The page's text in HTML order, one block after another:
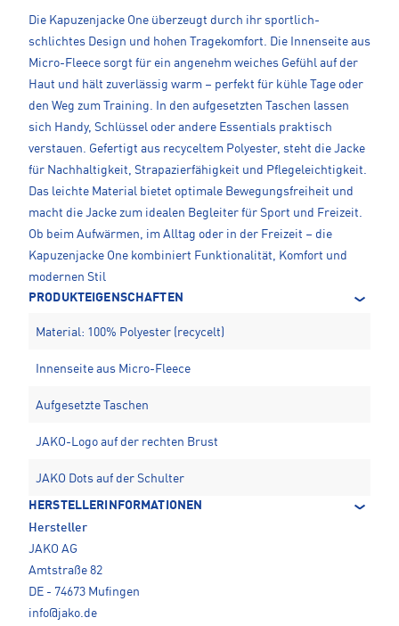
Die Kapuzenjacke One überzeugt durch ihr sportlich-
schlichtes Design und hohen Tragekomfort. Die Innenseite aus
Micro-Fleece sorgt für ein angenehm weiches Gefühl auf der
Haut und hält zuverlässig warm – perfekt für kühle Tage oder
den Weg zum Training. In den aufgesetzten Taschen lassen
sich Handy, Schlüssel oder andere Essentials praktisch
verstauen. Gefertigt aus recyceltem Polyester, steht die Jacke
für Nachhaltigkeit, Strapazierfähigkeit und Pflegeleichtigkeit.
Das leichte Material bietet optimale Bewegungsfreiheit und
macht die Jacke zum idealen Begleiter für Sport und Freizeit.
Ob beim Aufwärmen, im Alltag oder in der Freizeit – die
Kapuzenjacke One kombiniert Funktionalität, Komfort und
modernen Stil
PRODUKTEIGENSCHAFTEN
Material: 100% Polyester (recycelt)
Innenseite aus Micro-Fleece
Aufgesetzte Taschen
JAKO-Logo auf der rechten Brust
JAKO Dots auf der Schulter
HERSTELLERINFORMATIONEN
Hersteller
JAKO AG
Amtstraße 82
DE - 74673 Mufingen
info@jako.de